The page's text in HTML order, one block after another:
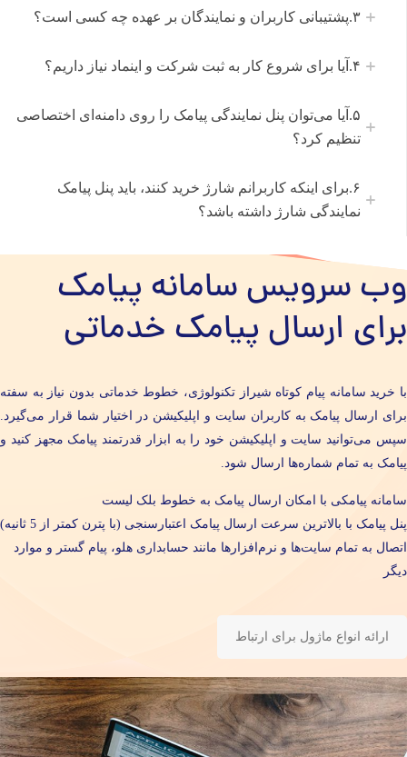
۳.پشتیبانی کاربران و نمایندگان بر عهده چه کسی است؟
۴.آیا برای شروع کار به ثبت شرکت و اینماد نیاز داریم؟
۵.آیا می‌توان پنل نمایندگی پیامک را روی دامنه‌ای اختصاصی
تنظیم کرد؟
۶.برای اینکه کاربرانم شارژ خرید کنند، باید پنل پیامک
نمایندگی شارژ داشته باشد؟
وب سرویس سامانه پیامک
برای ارسال پیامک خدماتی
با خرید سامانه پیام کوتاه شیراز تکنولوژی، خطوط خدماتی بدون نیاز به سفته
برای ارسال پیامک به کاربران سایت و اپلیکیشن در اختیار شما قرار می‌گیرد.
سپس می‌توانید سایت و اپلیکیشن خود را به ابزار قدرتمند پیامک مجهز کنید و
پیامک به تمام شماره‌ها ارسال شود.
سامانه پیامکی با امکان ارسال پیامک به خطوط بلک لیست
پنل پیامک با بالاترین سرعت ارسال پیامک اعتبارسنجی (با پترن کمتر از 5 ثانیه)
اتصال به تمام سایت‌ها و نرم‌افزارها مانند حسابداری هلو، پیام گستر و موارد
دیگر
ارائه انواع ماژول برای ارتباط